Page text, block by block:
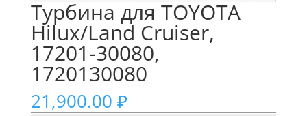
Турбина для TOYOTA
Hilux/Land Cruiser,
17201-30080,
1720130080
21,900.00 ₽